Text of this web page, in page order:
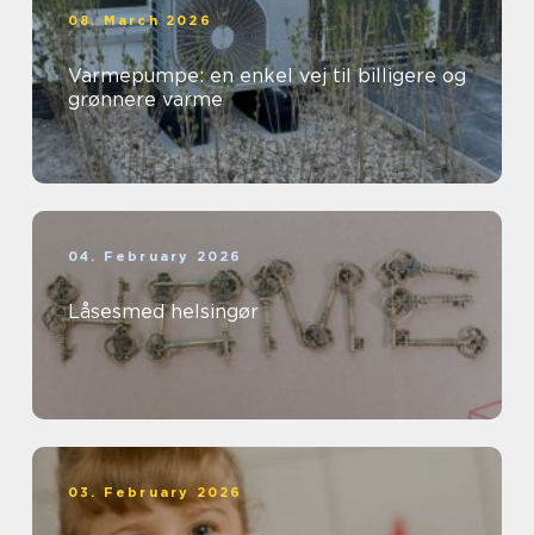
08. March 2026
Varmepumpe: en enkel vej til billigere og
grønnere varme
04. February 2026
Låsesmed helsingør
03. February 2026